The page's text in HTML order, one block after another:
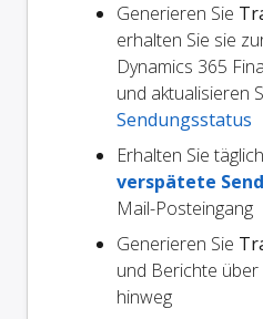
Generieren Sie
erhalten Sie sie
Dynamics 365
und aktualisieren
Sendungsstatus
Erhalten Sie
verspätete
Mail-Posteingang
Generieren Sie
und Berichte
hinweg